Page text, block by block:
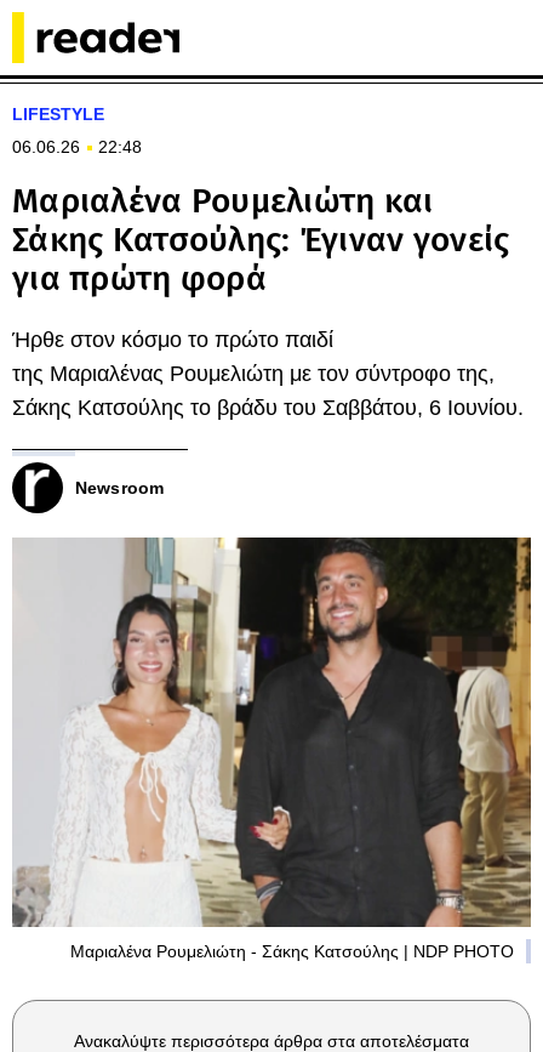
LIFESTYLE
06.06.26
22:48
Μαριαλένα Ρουμελιώτη και
Σάκης Κατσούλης: Έγιναν γονείς
για πρώτη φορά
Ήρθε στον κόσμο το πρώτο παιδί
της Μαριαλένας Ρουμελιώτη με τον σύντροφο της,
Σάκης Κατσούλης το βράδυ του Σαββάτου, 6 Ιουνίου.
Newsroom
Μαριαλένα Ρουμελιώτη - Σάκης Κατσούλης | NDP PHOTO
Ανακαλύψτε περισσότερα άρθρα στα αποτελέσματα